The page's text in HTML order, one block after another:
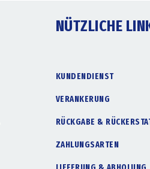
NÜTZLICHE
KUNDENDIENST
VERANKERUNG
RÜCKGABE &
ZAHLUNGSARTEN